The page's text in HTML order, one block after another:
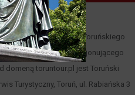
i operatorem Toruńskiego
Turystycznego funkcjonującego
domeną toruntour.pl jest Toruński
Turystyczny, Toruń, ul. Rabiańska 3